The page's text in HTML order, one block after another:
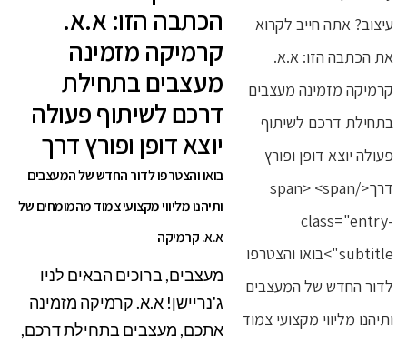
הכתבה הזו: א.א.
קרמיקה מזמינה
מעצבים בתחילת
דרכם לשיתוף פעולה
יוצא דופן ופורץ דרך
בואו והצטרפו לדור החדש של המעצבים
ותיהנו מליווי מקצועי צמוד מהמומחים של
א.א. קרמיקה
מעצבים, ברוכים הבאים לניו
ג'נריישן! א.א. קרמיקה מזמינה
אתכם, מעצבים בתחילת דרכם,